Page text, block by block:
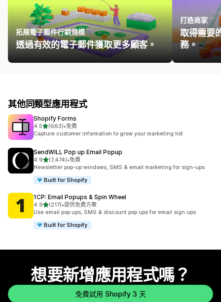
拓展電子郵件行銷規模
透過有效的電子郵件獲取更多顧客。
打造商家
取得需要
務。
其他同類型應用程式
Shopify Forms
4.5滿分 5 顆星
(663)
共有 663 則評價
•免費
Capture customer information to grow your marketing list
SendWILL Pop up Email Popup
4.9滿分 5 顆星
(7,474)
共有 7474 則評價
•免費
Newsletter pop-up windows, SMS & email marketing for sign-ups
Built for Shopify
1CP: Email Popups & Spin Wheel
4.9滿分 5 顆星
(217)
共有 217 則評價
•提供免費方案
Use email pop ups, SMS & discount pop ups for email sign ups
Built for Shopify
想要新增應用程式嗎？
免費試用 Shopify 3 天